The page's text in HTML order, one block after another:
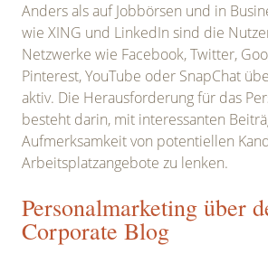
Anders als auf Jobbörsen und in
wie XING und LinkedIn sind die
Netzwerke wie Facebook, Twitter,
Pinterest, YouTube oder SnapChat
aktiv. Die Herausforderung für das
besteht darin, mit interessanten
Aufmerksamkeit von potentiellen
Arbeitsplatzangebote zu lenken.
Personalmarketing über
Corporate Blog